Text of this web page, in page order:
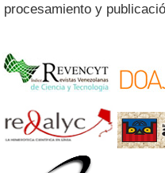
procesamiento y